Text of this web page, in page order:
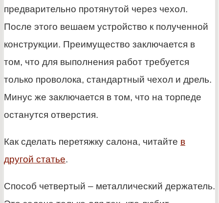
предварительно протянутой через чехол.
После этого вешаем устройство к полученной
конструкции. Преимущество заключается в
том, что для выполнения работ требуется
только проволока, стандартный чехол и дрель.
Минус же заключается в том, что на торпеде
останутся отверстия.
Как сделать перетяжку салона, читайте в
другой статье.
Способ четвертый – металлический держатель.